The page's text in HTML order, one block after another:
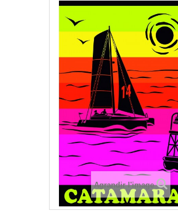
Agrandir l'image